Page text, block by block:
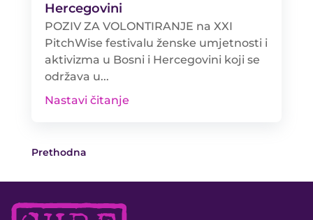
Hercegovini
POZIV ZA VOLONTIRANJE na XXI
PitchWise festivalu ženske umjetnosti i
aktivizma u Bosni i Hercegovini koji se
održava u...
Nastavi čitanje
Prethodna